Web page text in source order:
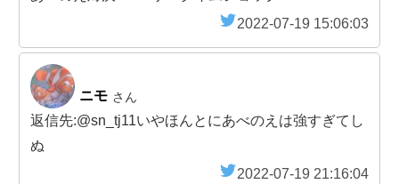
2022-07-19 15:06:03
ニモ さん
返信先:@sn_tj11いやほんとにあべのえは強すぎてし
ぬ
2022-07-19 21:16:04